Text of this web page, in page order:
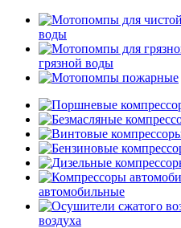
воды
грязной воды
автомобильные
воздуха